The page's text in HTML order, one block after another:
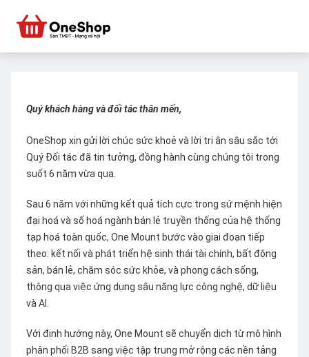
Quý khách hàng và đối tác thân mến,
OneShop xin gửi lời chúc sức khoẻ và lời tri ân sâu sắc tới
Quý Đối tác đã tin tưởng, đồng hành cùng chúng tôi trong
suốt 6 năm vừa qua.
Sau 6 năm với những kết quả tích cực trong sứ mệnh hiện
đại hoá và số hoá ngành bán lẻ truyền thống của hệ thống
tạp hoá toàn quốc, One Mount bước vào giai đoạn tiếp
theo: kết nối và phát triển hệ sinh thái tài chính, bất động
sản, bán lẻ, chăm sóc sức khỏe, và phong cách sống,
thông qua việc ứng dụng sâu năng lực công nghệ, dữ liệu
và AI.
Với định hướng này, One Mount sẽ chuyển dịch từ mô hình
phân phối B2B sang việc tập trung mở rộng các nền tảng